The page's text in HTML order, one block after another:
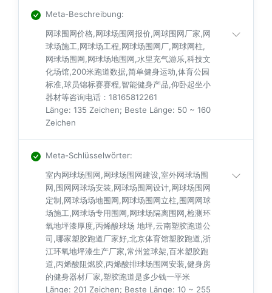
Meta-Beschreibung:
网球围网价格,网球场围网报价,网球围网厂家,网
球场施工,网球场工程,网球场围网厂,网球网柱,
网球场围网,网球场地围网,水里充气游乐,科技文
化场馆,200米跑道数据,简单健身运动,体育公园
标准,球员锦标赛赛程,智能健身产品,仰卧起坐小
器材等咨询电话：18165812261
Länge: 135 Zeichen; Beste Länge: 50 ~ 160
Zeichen
Meta-Schlüsselwörter:
室内网球场围网,网球场围网建设,室外网球场围
网,围网网球场安装,网球场围网设计,网球场围网
定制,网球场场地围网,网球场围网立柱,围网网球
场施工,网球场专用围网,网球场隔离围网,检测环
氧地坪漆厚度,丙烯酸球场 地坪,云南塑胶跑道公
司,哪家塑胶跑道厂家好,北京体育馆塑胶跑道,浙
江环氧地坪漆生产厂家,常州篮球架,百米塑胶跑
道,丙烯酸阻燃胶,丙烯酸排球场围网安装,健身房
的健身器材厂家,塑胶跑道是多少钱一平米
Länge: 201 Zeichen; Beste Länge: 10 ~ 255